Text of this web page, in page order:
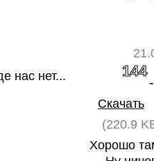
144
Скачать
(220.9
Хорошо